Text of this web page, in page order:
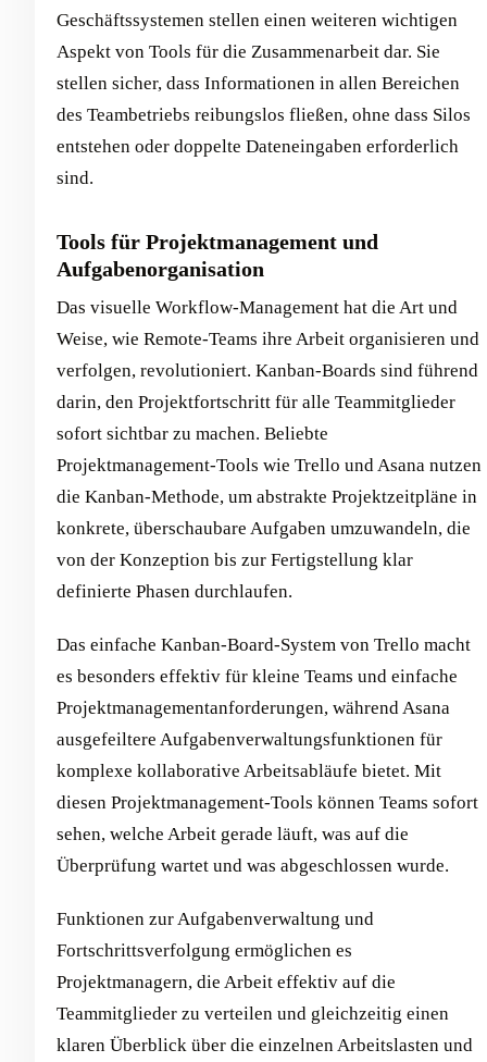
Geschäftssystemen stellen einen weiteren wichtigen
Aspekt von Tools für die Zusammenarbeit dar. Sie
stellen sicher, dass Informationen in allen Bereichen
des Teambetriebs reibungslos fließen, ohne dass Silos
entstehen oder doppelte Dateneingaben erforderlich
sind.
Tools für Projektmanagement und
Aufgabenorganisation
Das visuelle Workflow-Management hat die Art und
Weise, wie Remote-Teams ihre Arbeit organisieren und
verfolgen, revolutioniert. Kanban-Boards sind führend
darin, den Projektfortschritt für alle Teammitglieder
sofort sichtbar zu machen. Beliebte
Projektmanagement-Tools wie Trello und Asana nutzen
die Kanban-Methode, um abstrakte Projektzeitpläne in
konkrete, überschaubare Aufgaben umzuwandeln, die
von der Konzeption bis zur Fertigstellung klar
definierte Phasen durchlaufen.
Das einfache Kanban-Board-System von Trello macht
es besonders effektiv für kleine Teams und einfache
Projektmanagementanforderungen, während Asana
ausgefeiltere Aufgabenverwaltungsfunktionen für
komplexe kollaborative Arbeitsabläufe bietet. Mit
diesen Projektmanagement-Tools können Teams sofort
sehen, welche Arbeit gerade läuft, was auf die
Überprüfung wartet und was abgeschlossen wurde.
Funktionen zur Aufgabenverwaltung und
Fortschrittsverfolgung ermöglichen es
Projektmanagern, die Arbeit effektiv auf die
Teammitglieder zu verteilen und gleichzeitig einen
klaren Überblick über die einzelnen Arbeitslasten und